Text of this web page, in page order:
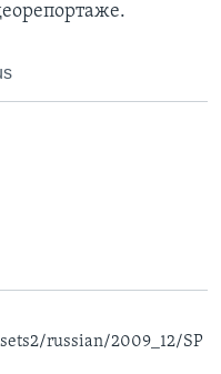
russian/2009_12/SP